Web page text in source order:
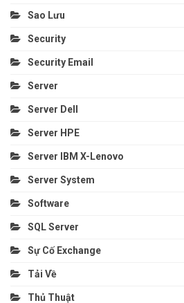
Sao Lưu
Security
Security Email
Server
Server Dell
Server HPE
Server IBM X-Lenovo
Server System
Software
SQL Server
Sự Cố Exchange
Tải Về
Thủ Thuật